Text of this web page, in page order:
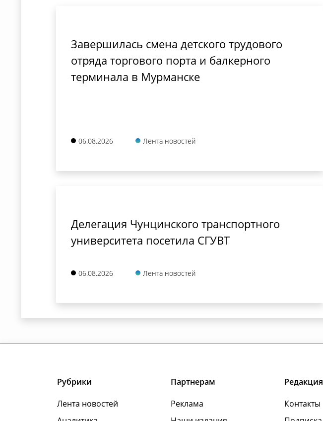
Завершилась смена детского трудового
отряда торгового порта и балкерного
терминала в Мурманске
06.08.2026 Лента новостей
Делегация Чунцинского транспортного
университета посетила СГУВТ
06.08.2026 Лента новостей
Рубрики
Лента новостей
Партнерам
Реклама
Редакция
Контакты